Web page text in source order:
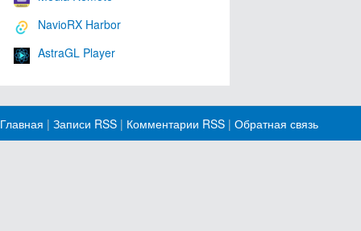
NavioRX Harbor
AstraGL Player
Главная | Записи RSS | Комментарии RSS | Обратная связь